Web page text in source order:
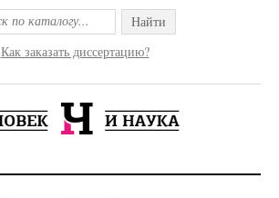
Найти
Как заказать диссертацию?